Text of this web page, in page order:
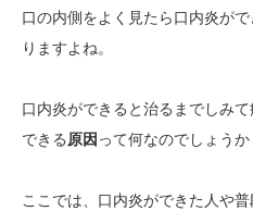
口の内側をよく見たら口内炎が
りますよね。
口内炎ができると治るまでしみ
できる原因 って何なのでしょう
ここでは、口内炎ができた人や